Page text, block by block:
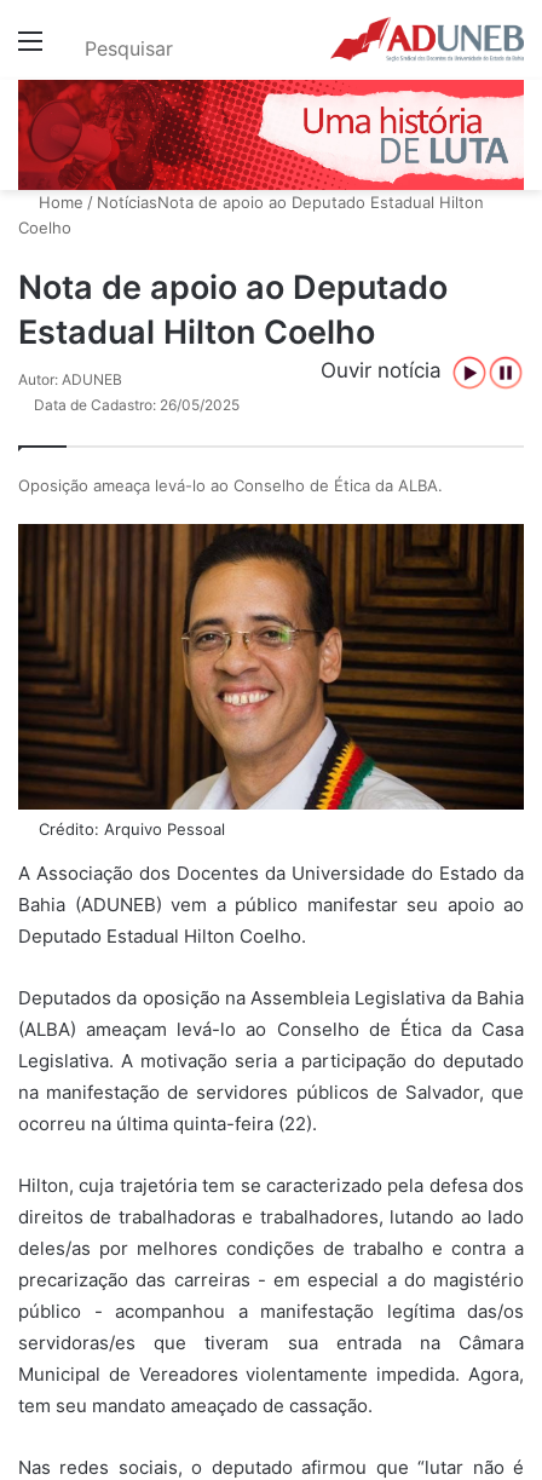
Menu Pesquisar
Home / NotíciasNota de apoio ao Deputado Estadual Hilton
Coelho
Nota de apoio ao Deputado
Estadual Hilton Coelho
Ouvir notícia
Autor: ADUNEB
Data de Cadastro: 26/05/2025
Oposição ameaça levá-lo ao Conselho de Ética da ALBA.
Crédito: Arquivo Pessoal
A Associação dos Docentes da Universidade do Estado da
Bahia (ADUNEB) vem a público manifestar seu apoio ao
Deputado Estadual Hilton Coelho.
Deputados da oposição na Assembleia Legislativa da Bahia
(ALBA) ameaçam levá-lo ao Conselho de Ética da Casa
Legislativa. A motivação seria a participação do deputado
na manifestação de servidores públicos de Salvador, que
ocorreu na última quinta-feira (22).
Hilton, cuja trajetória tem se caracterizado pela defesa dos
direitos de trabalhadoras e trabalhadores, lutando ao lado
deles/as por melhores condições de trabalho e contra a
precarização das carreiras - em especial a do magistério
público - acompanhou a manifestação legítima das/os
servidoras/es que tiveram sua entrada na Câmara
Municipal de Vereadores violentamente impedida. Agora,
tem seu mandato ameaçado de cassação.
Nas redes sociais, o deputado afirmou que “lutar não é